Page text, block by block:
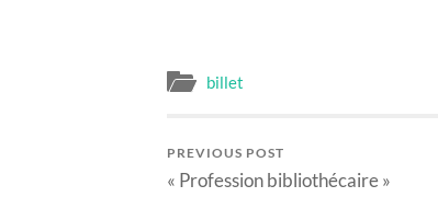
billet
PREVIOUS POST
« Profession bibliothécaire »